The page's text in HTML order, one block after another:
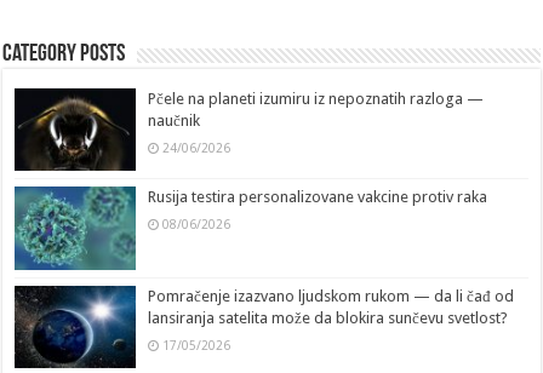
Category Posts
Pčele na planeti izumiru iz nepoznatih razloga —
naučnik
24/06/2026
Rusija testira personalizovane vakcine protiv raka
08/06/2026
Pomračenje izazvano ljudskom rukom — da li čađ od
lansiranja satelita može da blokira sunčevu svetlost?
17/05/2026